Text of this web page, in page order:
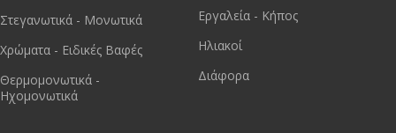
Στεγανωτικά - Μονωτικά
Χρώματα - Ειδικές Βαφές
Θερμομονωτικά -
Ηχομονωτικά
Εργαλεία - Κήπος
Ηλιακοί
Διάφορα